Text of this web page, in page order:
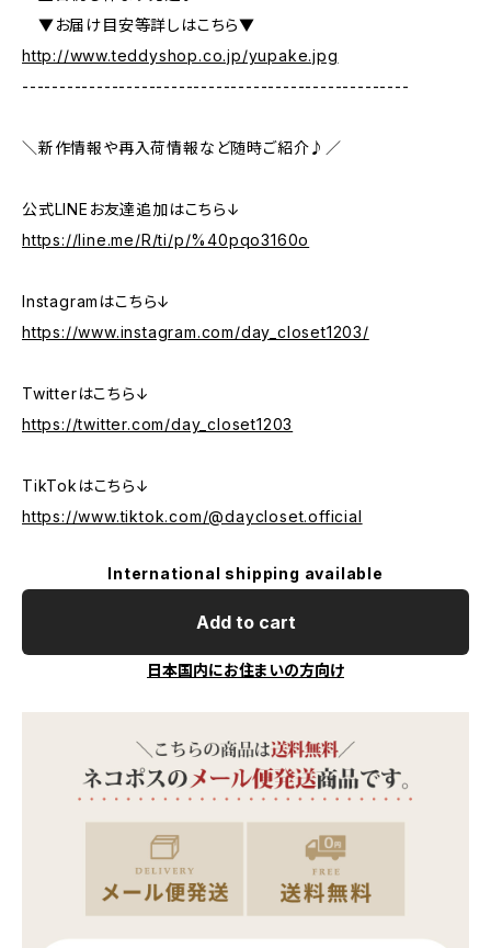
▼お届け目安等詳しはこちら▼
http://www.teddyshop.co.jp/yupake.jpg
----------------------------------------------------
＼新作情報や再入荷情報など随時ご紹介♪／
公式LINEお友達追加はこちら↓
https://line.me/R/ti/p/%40pqo3160o
Instagramはこちら↓
https://www.instagram.com/day_closet1203/
Twitterはこちら↓
https://twitter.com/day_closet1203
TikTokはこちら↓
https://www.tiktok.com/@daycloset.official
International shipping available
Add to cart
日本国内にお住まいの方向け